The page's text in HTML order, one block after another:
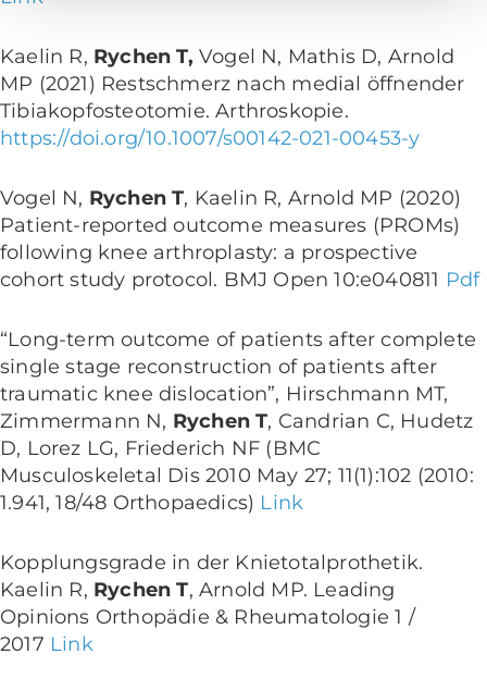
Kaelin R, Rychen T, Vogel N, Mathis D, Arnold
MP (2021) Restschmerz nach medial öffnender
Tibiakopfosteotomie. Arthroskopie.
https://doi.org/10.1007/s00142-021-00453-y
Vogel N, Rychen T, Kaelin R, Arnold MP (2020)
Patient-reported outcome measures (PROMs)
following knee arthroplasty: a prospective
cohort study protocol. BMJ Open 10:e040811 Pdf
“Long-term outcome of patients after complete
single stage reconstruction of patients after
traumatic knee dislocation”, Hirschmann MT,
Zimmermann N, Rychen T, Candrian C, Hudetz
D, Lorez LG, Friederich NF (BMC
Musculoskeletal Dis 2010 May 27; 11(1):102 (2010:
1.941, 18/48 Orthopaedics) Link
Kopplungsgrade in der Knietotalprothetik.
Kaelin R, Rychen T, Arnold MP. Leading
Opinions Orthopädie & Rheumatologie 1 /
2017 Link